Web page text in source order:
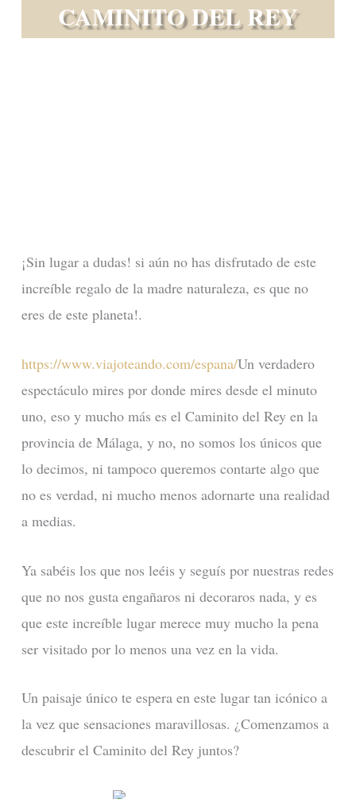
CAMINITO DEL REY
¡Sin lugar a dudas! si aún no has disfrutado de este
increíble regalo de la madre naturaleza, es que no
eres de este planeta!.
https://www.viajoteando.com/espana/Un verdadero
espectáculo mires por donde mires desde el minuto
uno, eso y mucho más es el Caminito del Rey en la
provincia de Málaga, y no, no somos los únicos que
lo decimos, ni tampoco queremos contarte algo que
no es verdad, ni mucho menos adornarte una realidad
a medias.
Ya sabéis los que nos leéis y seguís por nuestras redes
que no nos gusta engañaros ni decoraros nada, y es
que este increíble lugar merece muy mucho la pena
ser visitado por lo menos una vez en la vida.
Un paisaje único te espera en este lugar tan icónico a
la vez que sensaciones maravillosas. ¿Comenzamos a
descubrir el Caminito del Rey juntos?